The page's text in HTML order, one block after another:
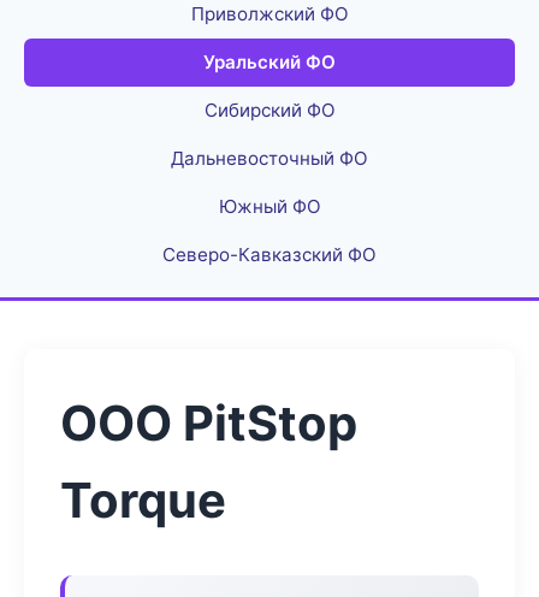
Приволжский ФО
Уральский ФО
Сибирский ФО
Дальневосточный ФО
Южный ФО
Северо-Кавказский ФО
ООО PitStop
Torque